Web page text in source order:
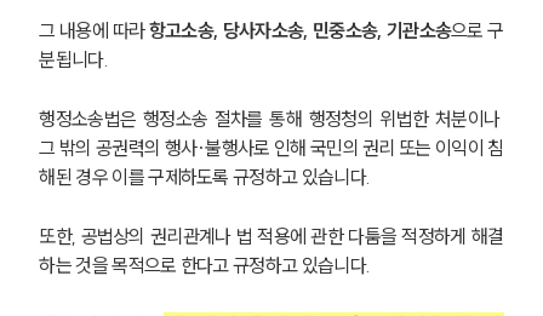
그 내용에 따라 항고소송, 당사자소송, 민중소송, 기관소송으로 구
분됩니다.
행정소송법은 행정소송 절차를 통해 행정청의 위법한 처분이나
그 밖의 공권력의 행사·불행사로 인해 국민의 권리 또는 이익이 침
해된 경우 이를 구제하도록 규정하고 있습니다.
또한, 공법상의 권리관계나 법 적용에 관한 다툼을 적정하게 해결
하는 것을 목적으로 한다고 규정하고 있습니다.